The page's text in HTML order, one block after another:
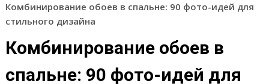
Комбинирование обоев в спальне: 90 фото-идей для
стильного дизайна
Комбинирование обоев в
спальне: 90 фото-идей для